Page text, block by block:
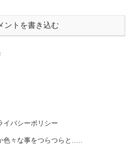
ントを書き込む
イバシーポリシー
色々な事をつらつらと…..